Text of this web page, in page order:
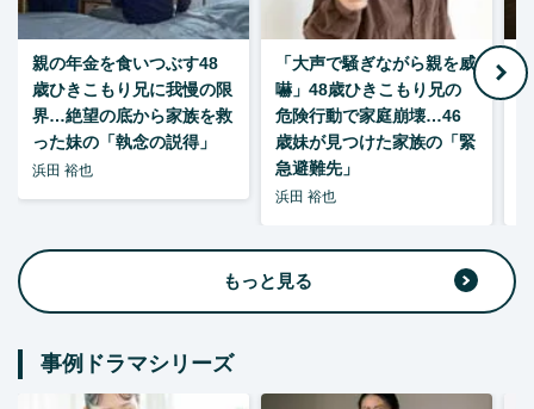
親の年金を食いつぶす48
歳ひきこもり兄に我慢の限
界…絶望の底から家族を救
った妹の「執念の説得」
浜田 裕也
「大声で騒ぎながら親を威
嚇」48歳ひきこもり兄の
危険行動で家庭崩壊…46
歳妹が見つけた家族の「緊
急避難先」
浜田 裕也
もっと見る
事例ドラマシリーズ